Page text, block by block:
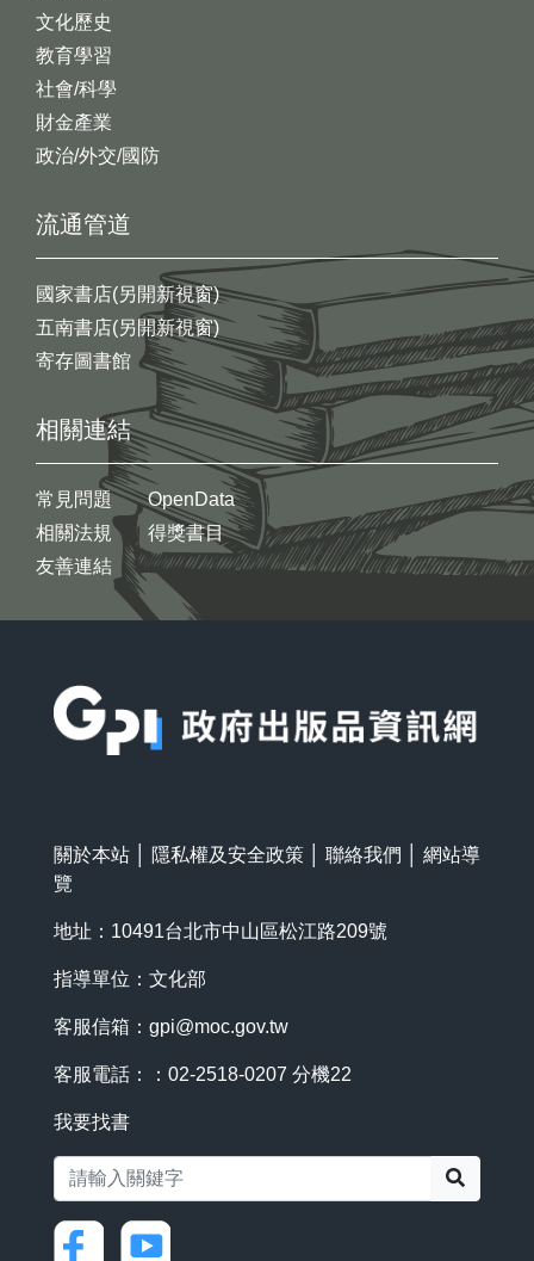
文化歷史
教育學習
社會/科學
財金產業
政治/外交/國防
流通管道
國家書店(另開新視窗)
五南書店(另開新視窗)
寄存圖書館
相關連結
常見問題
相關法規
友善連結
OpenData
得獎書目
關於本站 隱私權及安全政策 聯絡我們
網站導
覽
地址：10491台北市中山區松江路209號
指導單位：文化部
客服信箱： gpi@moc.gov.tw
客服電話：：02-2518-0207 分機22
我要找書